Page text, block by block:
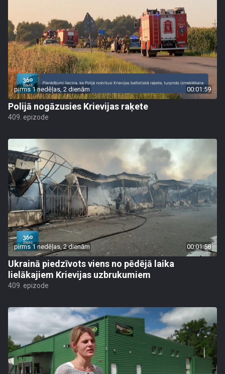
pirms 1 nedēļas, 2 dienām 00:01:59
Polijā nogāzusies Krievijas raķete
409. epizode
pirms 1 nedēļas, 2 dienām 00:01:58
Ukrainā piedzīvots viens no pēdējā laika
lielākajiem Krievijas uzbrukumiem
409. epizode